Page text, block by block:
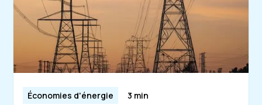
Économies d'énergie 3 min